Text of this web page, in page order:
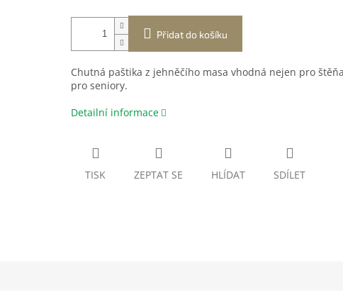
Přidat do košíku
Chutná paštika z jehněčího masa vhodná nejen pro
pro seniory.
Detailní informace
TISK ZEPTAT SE HLÍDAT SDÍLET